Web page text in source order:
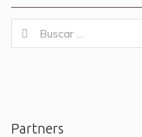
for:
Buscar
Partners